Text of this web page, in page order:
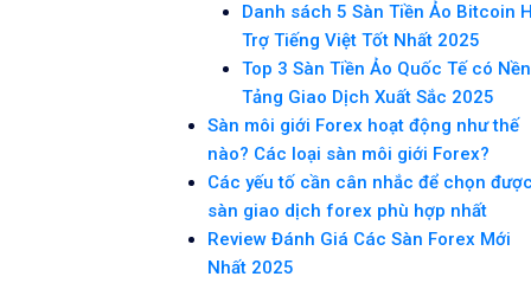
Danh sách 5 Sàn Tiền Ảo Bitcoin
Trợ Tiếng Việt Tốt Nhất 2025
Top 3 Sàn Tiền Ảo Quốc Tế có Nền
Tảng Giao Dịch Xuất Sắc 2025
Sàn môi giới Forex hoạt động như thế
nào? Các loại sàn môi giới Forex?
Các yếu tố cần cân nhắc để chọn được
sàn giao dịch forex phù hợp nhất
Review Đánh Giá Các Sàn Forex Mới
Nhất 2025